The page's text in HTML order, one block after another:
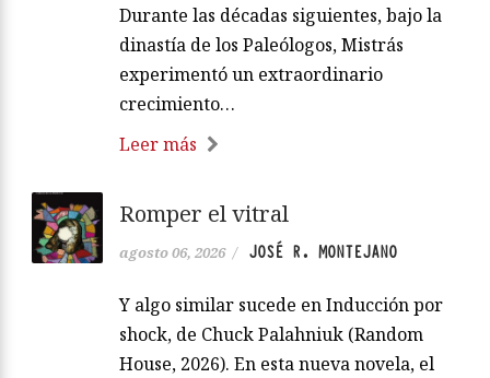
Durante las décadas siguientes, bajo la
dinastía de los Paleólogos, Mistrás
experimentó un extraordinario
crecimiento…
Leer más
Romper el vitral
agosto 06, 2026 / JOSÉ R. MONTEJANO
Y algo similar sucede en Inducción por
shock, de Chuck Palahniuk (Random
House, 2026). En esta nueva novela, el